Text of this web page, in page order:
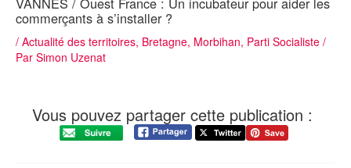
commerçants à s’installer ?
/ Actualité des territoires, Bretagne, Morbihan, Parti Socialiste /
Par Simon Uzenat
Vous pouvez partager cette publication :